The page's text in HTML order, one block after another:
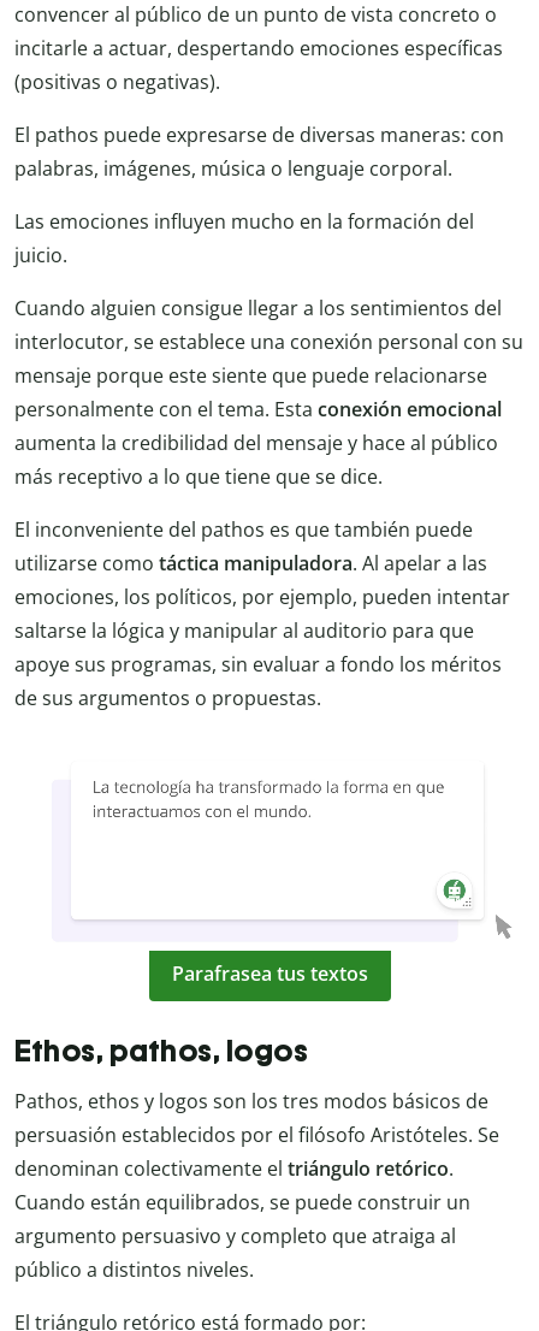
convencer al público de un punto de vista concreto o
incitarle a actuar, despertando emociones específicas
(positivas o negativas).
El pathos puede expresarse de diversas maneras: con
palabras, imágenes, música o lenguaje corporal.
Las emociones influyen mucho en la formación del
juicio.
Cuando alguien consigue llegar a los sentimientos del
interlocutor, se establece una conexión personal con su
mensaje porque este siente que puede relacionarse
personalmente con el tema. Esta conexión emocional
aumenta la credibilidad del mensaje y hace al público
más receptivo a lo que tiene que se dice.
El inconveniente del pathos es que también puede
utilizarse como táctica manipuladora. Al apelar a las
emociones, los políticos, por ejemplo, pueden intentar
saltarse la lógica y manipular al auditorio para que
apoye sus programas, sin evaluar a fondo los méritos
de sus argumentos o propuestas.
Parafrasea tus textos
Ethos, pathos, logos
Pathos, ethos y logos son los tres modos básicos de
persuasión establecidos por el filósofo Aristóteles. Se
denominan colectivamente el triángulo retórico.
Cuando están equilibrados, se puede construir un
argumento persuasivo y completo que atraiga al
público a distintos niveles.
El triángulo retórico está formado por: